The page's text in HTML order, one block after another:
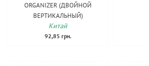
ORGANIZER (ДВОЙНОЙ
ВЕРТИКАЛЬНЫЙ)
Китай
92,85 грн.